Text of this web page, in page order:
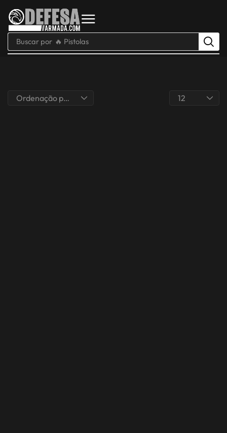
Buscar por 🔥 Pistolas